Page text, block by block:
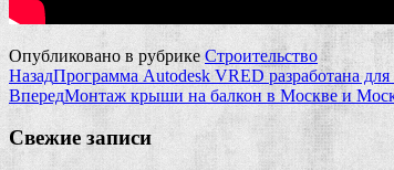
Опубликовано в рубрикеСтроительство
НазадПрограмма Autodesk VRED разработана
ВпередМонтаж крыши на балкон в Москве и
Свежие записи